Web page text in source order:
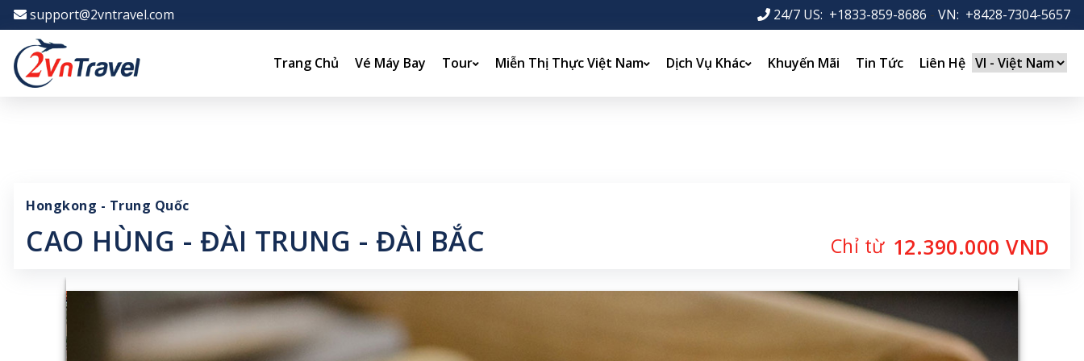
--> support@2vntravel.com 24/7 US: +1833-859-8686 - VN: +8428-7304-5657
Trang Chủ Vé Máy Bay Tour Miễn Thị Thực Việt Nam Dịch Vụ Khác Khuyến Mãi Tin Tức Liên Hệ
Hongkong - Trung Quốc
CAO HÙNG - ĐÀI TRUNG - ĐÀI BẮC Chỉ từ 12.390.000 VND